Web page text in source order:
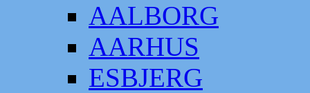
AALBORG
AARHUS
ESBJERG